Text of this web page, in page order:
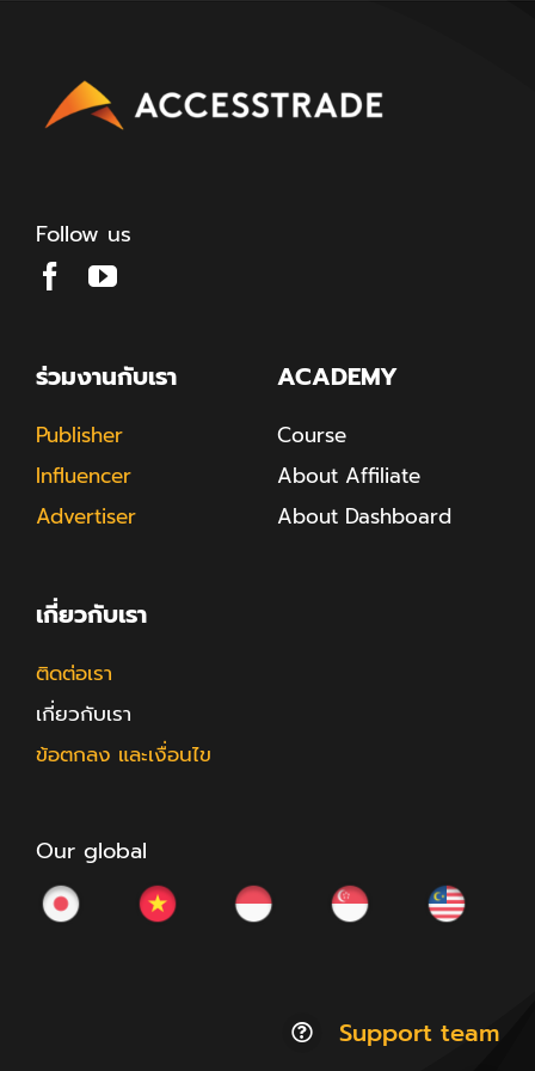
Follow us
ร่วมงานกับเรา
Publisher
Influencer
Advertiser
ACADEMY
Course
About Affiliate
About Dashboard
เกี่ยวกับเรา
ติดต่อเรา
เกี่ยวกับเรา
ข้อตกลง และเงื่อนไข
Our global
Support team